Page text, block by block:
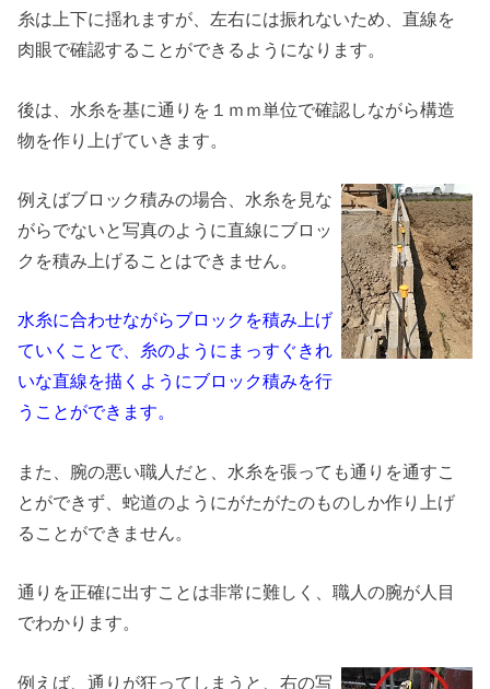
糸は上下に揺れますが、左右には振れないため、直線を
肉眼で確認することができるようになります。
後は、水糸を基に通りを１ｍｍ単位で確認しながら構造
物を作り上げていきます。
例えばブロック積みの場合、水糸を見な
がらでないと写真のように直線にブロッ
クを積み上げることはできません。
水糸に合わせながらブロックを積み上げ
ていくことで、糸のようにまっすぐきれ
いな直線を描くようにブロック積みを行
うことができます。
また、腕の悪い職人だと、水糸を張っても通りを通すこ
とができず、蛇道のようにがたがたのものしか作り上げ
ることができません。
通りを正確に出すことは非常に難しく、職人の腕が人目
でわかります。
例えば、通りが狂ってしまうと、右の写